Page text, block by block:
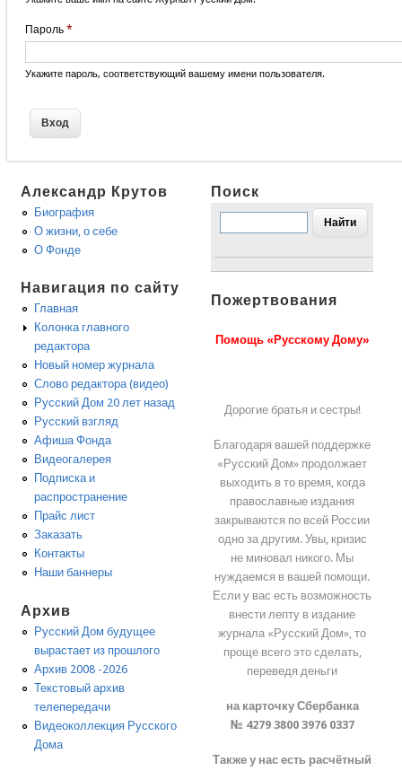
Пароль *
Укажите пароль, соответствующий вашему имени пользователя.
Александр Крутов
Биография
О жизни, о себе
О Фонде
Навигация по сайту
Главная
Колонка главного
редактора
Новый номер журнала
Слово редактора (видео)
Русский Дом 20 лет назад
Русский взгляд
Афиша Фонда
Видеогалерея
Подписка и
распространение
Прайс лист
Заказать
Контакты
Наши баннеры
Архив
Русский Дом будущее
вырастает из прошлого
Архив 2008 -2026
Текстовый архив
телепередачи
Видеоколлекция Русского
Дома
Поиск
Пожертвования
Помощь «Русскому Дому»
Дорогие братья и сестры!
Благодаря вашей поддержке
«Русский Дом» продолжает
выходить в то время, когда
православные издания
закрываются по всей России
одно за другим. Увы, кризис
не миновал никого. Мы
нуждаемся в вашей помощи.
Если у вас есть возможность
внести лепту в издание
журнала «Русский Дом», то
проще всего это сделать,
переведя деньги
на карточку Сбербанка
№ 4279 3800 3976 0337
Также у нас есть расчётный